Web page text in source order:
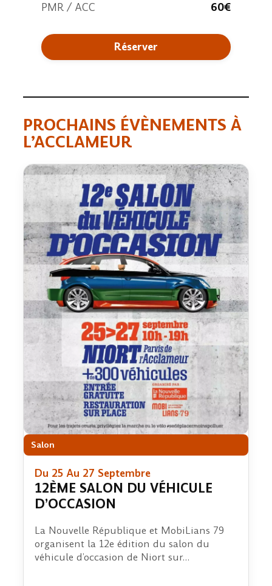
PMR / ACC
60€
Réserver
PROCHAINS ÉVÈNEMENTS À
L’ACCLAMEUR
Salon
Du 25 Au 27 Septembre
12ÈME SALON DU VÉHICULE
D’OCCASION
La Nouvelle République et MobiLians 79
organisent la 12e édition du salon du
véhicule d’occasion de Niort sur…